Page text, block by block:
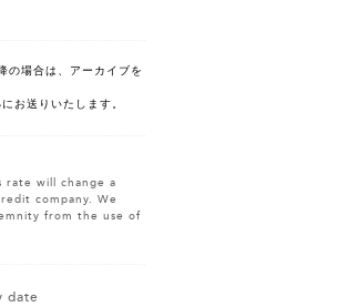
の場合は、アーカイブを
お送りいたします。
rate will change a
company. We
from the use of
date